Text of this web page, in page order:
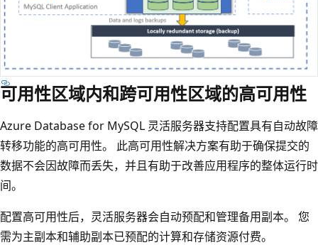
可用性区域内和跨可用性区域的高可用性
Azure Database for MySQL 灵活服务器支持配置具有自动故障
转移功能的高可用性。 此高可用性解决方案有助于确保提交的
数据不会因故障而丢失，并且有助于改善应用程序的整体运行时
间。
配置高可用性后，灵活服务器会自动预配和管理备用副本。 您
需为主副本和辅助副本已预配的计算和存储资源付费。